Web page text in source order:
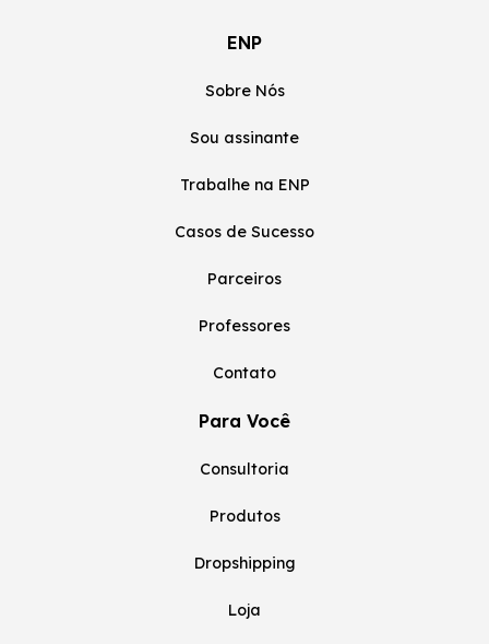
ENP
Sobre Nós
Sou assinante
Trabalhe na ENP
Casos de Sucesso
Parceiros
Professores
Contato
Para Você
Consultoria
Produtos
Dropshipping
Loja